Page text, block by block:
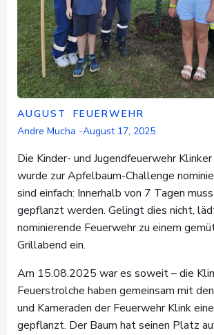
AUGUST
FEUERWEHR
Andre Mucha -August 17, 2025
Die Kinder- und Jugendfeuerwehr
wurde zur Apfelbaum-Challenge
sind einfach: Innerhalb von 7 Tagen
gepflanzt werden. Gelingt dies nicht,
nominierende Feuerwehr zu einem
Grillabend ein.
Am 15.08.2025 war es soweit – die
Feuerstrolche haben gemeinsam mit
und Kameraden der Feuerwehr Klink
gepflanzt. Der Baum hat seinen Platz